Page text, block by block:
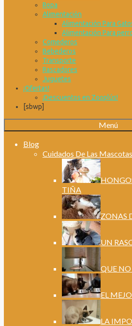
Ropa
Alimentación
Alimentación Para
Alimentación Para
Comederos
Bebederos
Transporte
Rascadores
Juguetes
¡Ofertas!
¡Descuentos en Zooplús!
[sbwp]
Menú
Blog
Cuidados De Las Mascotas
TIÑA
ZONAS
UN
QUE NO
EL
LA